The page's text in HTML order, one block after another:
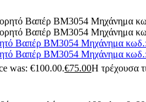
Βαπέρ BM3054 Μηχάνημα
Βαπέρ BM3054 Μηχάνημα
was: €100.00.€75.00Η τρέχουσα